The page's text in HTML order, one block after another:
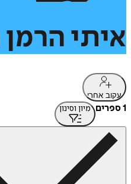
איתי הרמן
עקוב אחרי
1 ספרים מיון וסינון